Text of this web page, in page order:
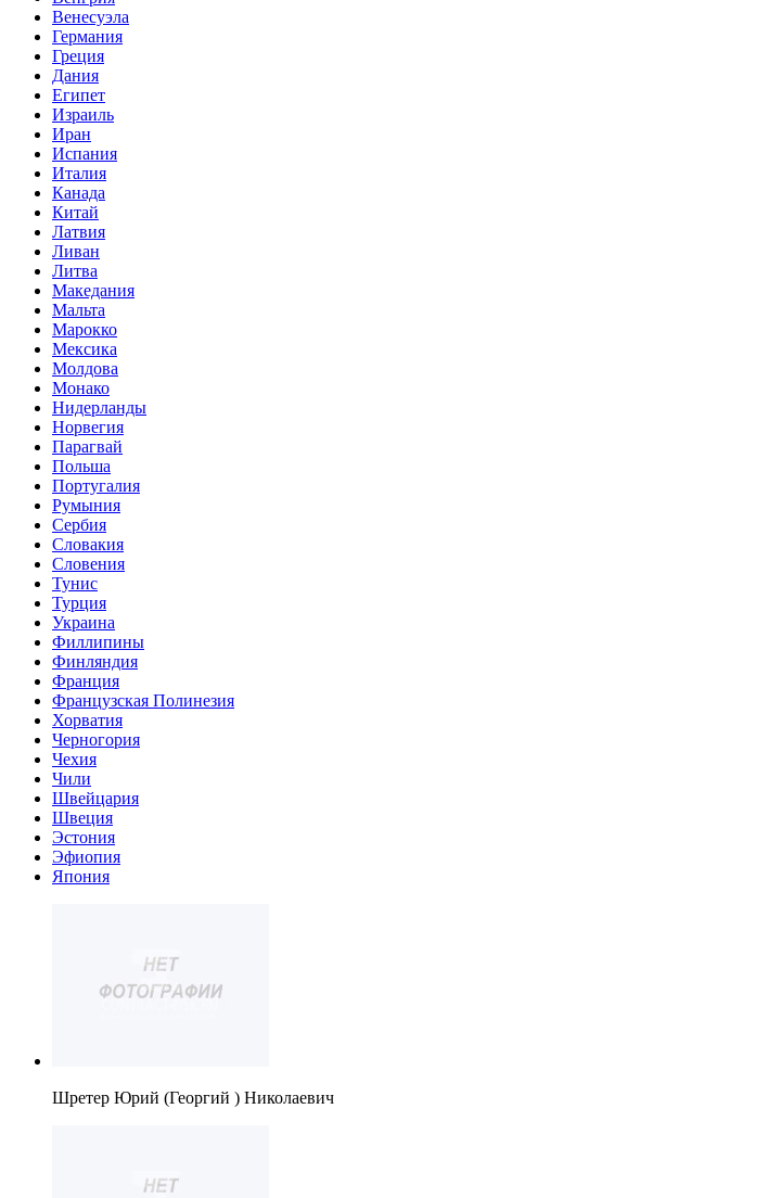
Венесуэла
Германия
Греция
Дания
Египет
Израиль
Иран
Испания
Италия
Канада
Китай
Латвия
Ливан
Литва
Македания
Мальта
Марокко
Мексика
Молдова
Монако
Нидерланды
Норвегия
Парагвай
Польша
Португалия
Румыния
Сербия
Словакия
Словения
Тунис
Турция
Украина
Филлипины
Финляндия
Франция
Французская Полинезия
Хорватия
Черногория
Чехия
Чили
Швейцария
Швеция
Эстония
Эфиопия
Япония
Шретер Юрий (Георгий ) Николаевич